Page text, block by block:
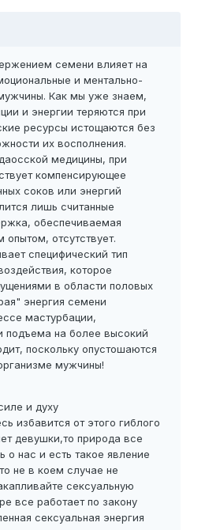
семени влияет на
и ментально-
Как мы уже знаем,
и энергии теряются при
ресурсы истощаются без
их восполнения.
медицины, при
компенсирующее
соков или энергий
лишь считанные
обеспечиваемая
отсутствует.
специфический тип
которое
в области половых
энергия семени
мастурбации,
подъема на более высокий
поскольку опустошаются
мужчины!
и духу
избавится от этого гиблого
девушки,то природа все
о нас и есть такое явление
не в коем случае не
сексуальную
все работает по закону
сексуальная энергия